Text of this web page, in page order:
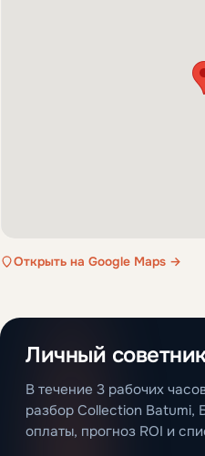
Открыть на Google Maps →
Личный
В течение 3 рабочих
разбор Collection Batumi,
оплаты, прогноз ROI и